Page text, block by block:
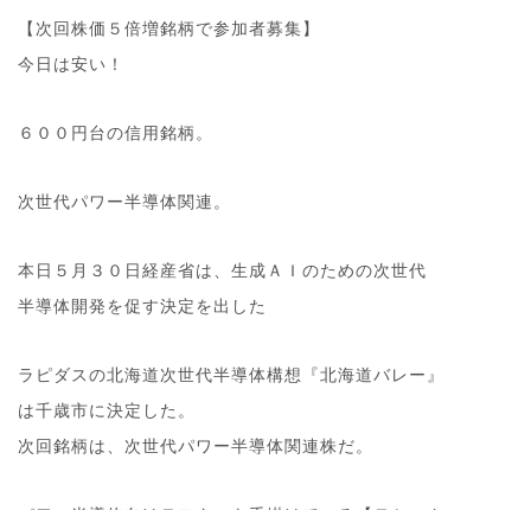
【次回株価５倍増銘柄で参加者募集】
今日は安い！
６００円台の信用銘柄。
次世代パワー半導体関連。
本日５月３０日経産省は、生成ＡＩのための次世代
半導体開発を促す決定を出した
ラピダスの北海道次世代半導体構想『北海道バレー』
は千歳市に決定した。
次回銘柄は、次世代パワー半導体関連株だ。